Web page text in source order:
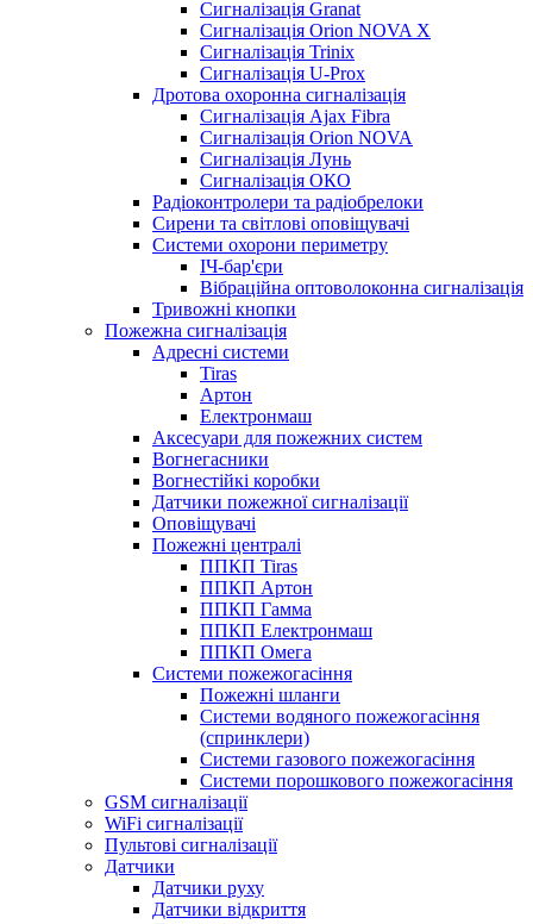
Сигналізація Granat
Сигналізація Orion NOVA X
Сигналізація Trinix
Сигналізація U-Prox
Дротова охоронна сигналізація
Сигналізація Ajax Fibra
Сигналізація Orion NOVA
Сигналізація Лунь
Сигналізація ОКО
Радіоконтролери та радіобрелоки
Сирени та світлові оповіщувачі
Системи охорони периметру
ІЧ-бар'єри
Вібраційна оптоволоконна сигналізація
Тривожні кнопки
Пожежна сигналізація
Адресні системи
Tiras
Артон
Електронмаш
Аксесуари для пожежних систем
Вогнегасники
Вогнестійкі коробки
Датчики пожежної сигналізації
Оповіщувачі
Пожежні централі
ППКП Tiras
ППКП Артон
ППКП Гамма
ППКП Електронмаш
ППКП Омега
Системи пожежогасіння
Пожежні шланги
Системи водяного пожежогасіння
(спринклери)
Системи газового пожежогасіння
Системи порошкового пожежогасіння
GSM сигналізації
WiFi сигналізації
Пультові сигналізації
Датчики
Датчики руху
Датчики відкриття